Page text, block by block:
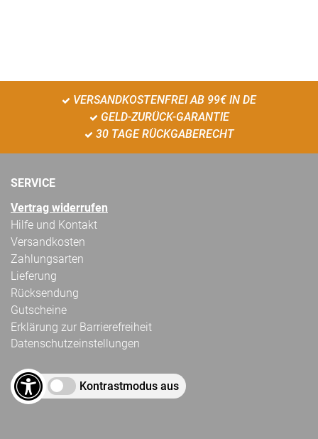
VERSANDKOSTENFREI AB 99€ IN DE
GELD-ZURÜCK-GARANTIE
30 TAGE RÜCKGABERECHT
SERVICE
Vertrag widerrufen
Hilfe und Kontakt
Versandkosten
Zahlungsarten
Lieferung
Rücksendung
Gutscheine
Erklärung zur Barrierefreiheit
Datenschutzeinstellungen
Kontrastmodus aus